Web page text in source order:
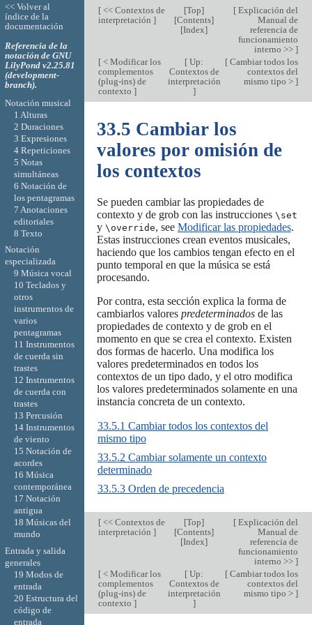
[<< Contextos de
interpretación ]
[Top]
[Contents]
[Index]
[Explicación del
Manual de
referencia de
funcionamiento
interno >> ]
[< Modificar los
complementos
(plug-ins) de
contexto ]
[ Up:
Contextos de
interpretación
]
[Cambiar todos los
contextos del
mismo tipo > ]
33.5 Cambiar los
valores por omisión de
los contextos
Se pueden cambiar las propiedades de
contexto y de grob con las instrucciones \set
y \override, see Modificar las propiedades.
Estas instrucciones crean eventos musicales,
haciendo que los cambios tengan efecto en el
punto temporal en que la música se está
procesando.
Por contra, esta sección explica la forma de
cambiarlos valores predeterminadosde las
propiedades de contexto y de grob en el
momento en que se crea el contexto. Existen
dos formas de hacerlo. Una modifica los
valores predeterminados en todos los
contextos de un tipo dado, y el otro modifica
los valores predeterminados solamente en una
instancia concreta de un contexto.
33.5.1 Cambiar todos los contextos del
mismo tipo
33.5.2 Cambiar solamente un contexto
determinado
33.5.3 Orden de precedencia
[<< Contextos de
interpretación ]
[Top]
[Contents]
[Index]
[Explicación del
Manual de
referencia de
funcionamiento
interno >> ]
[< Modificar los
complementos
(plug-ins) de
contexto ]
[ Up:
Contextos de
interpretación
]
[Cambiar todos los
contextos del
mismo tipo > ]
<< Volver al
índice de la
documentación
Referencia de la
notación de GNU
LilyPond v2.25.81
(development-
branch).
Notación musical
1 Alturas
2 Duraciones
3 Expresiones
4 Repeticiones
5 Notas
simultáneas
6 Notación de
los pentagramas
7 Anotaciones
editoriales
8 Texto
Notación
especializada
9 Música vocal
10 Teclados y
otros
instrumentos de
varios
pentagramas
11 Instrumentos
de cuerda sin
trastes
12 Instrumentos
de cuerda con
trastes
13 Percusión
14 Instrumentos
de viento
15 Notación de
acordes
16 Música
contemporánea
17 Notación
antigua
18 Músicas del
mundo
Entrada y salida
generales
19 Modos de
entrada
20 Estructura del
código de
entrada